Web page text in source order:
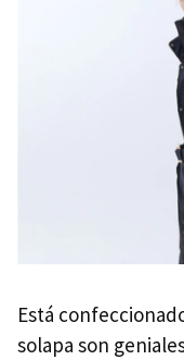
Está
solapa son